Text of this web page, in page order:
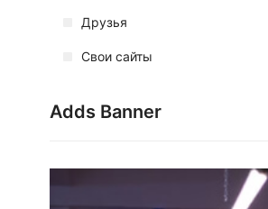
Друзья
Свои сайты
Adds Banner